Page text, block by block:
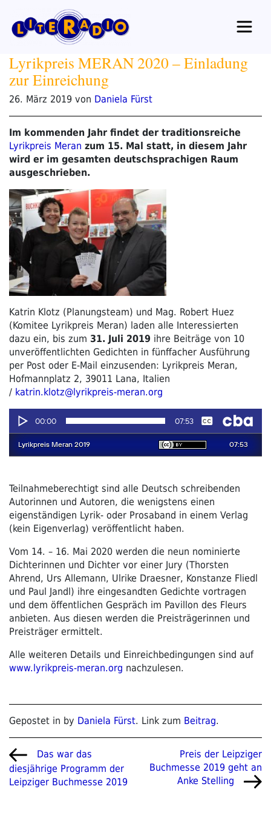
Inhalt
springen
Lyrikpreis MERAN 2020 – Einladung
zur Einreichung
26. März 2019Veröffentlicht
von Daniela Fürst
Im kommenden Jahr findet der traditionsreiche
Lyrikpreis Meran zum 15. Mal statt, in diesem Jahr
wird er im gesamten deutschsprachigen Raum
ausgeschrieben.
Katrin Klotz (Planungsteam) und Mag. Robert Huez
(Komitee Lyrikpreis Meran) laden alle Interessierten
dazu ein, bis zum 31. Juli 2019 ihre Beiträge von 10
unveröffentlichten Gedichten in fünffacher Ausführung
per Post oder E-Mail einzusenden: Lyrikpreis Meran,
Hofmannplatz 2, 39011 Lana, Italien
/ katrin.klotz@lyrikpreis-meran.org
Teilnahmeberechtigt sind alle Deutsch schreibenden
Autorinnen und Autoren, die wenigstens einen
eigenständigen Lyrik- oder Prosaband in einem Verlag
(kein Eigenverlag) veröffentlicht haben.
Vom 14. – 16. Mai 2020 werden die neun nominierte
Dichterinnen und Dichter vor einer Jury (Thorsten
Ahrend, Urs Allemann, Ulrike Draesner, Konstanze Fliedl
und Paul Jandl) ihre eingesandten Gedichte vortragen
und dem öffentlichen Gespräch im Pavillon des Fleurs
anbieten. Aus diesen werden die Preisträgerinnen und
Preisträger ermittelt.
Alle weiteren Details und Einreichbedingungen sind auf
www.lyrikpreis-meran.org nachzulesen.
Gepostet in by Daniela Fürst. Link zum Beitrag.
Beitragsnavigation
Vorheriger
Beitrag
Das war das
diesjährige Programm der
Leipziger Buchmesse 2019
Nächster
Beitrag
Preis der Leipziger
Buchmesse 2019 geht an
Anke Stelling